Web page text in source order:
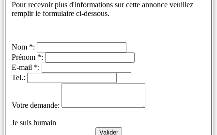
Pour recevoir plus d'informations sur cette annonce veuillez
remplir le formulaire ci-dessous.
Nom *:
Prénom *:
E-mail *:
Tel.:
Votre demande:
Je suis humain